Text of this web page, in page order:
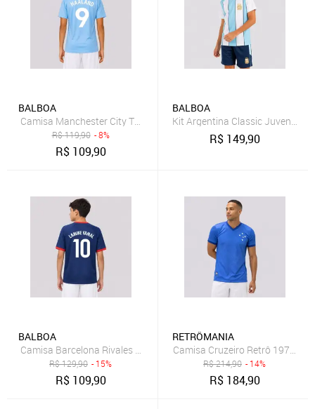
BALBOA
Camisa Manchester City The Blues Juvenil 9 Haaland Azul
R$119,90 - 8%
R$ 109,90
BALBOA
Kit Argentina Classic Juvenil
R$ 149,90
BALBOA
Camisa Barcelona Rivales Juvenil Marinho 10 Lamine Yamal
R$129,90 - 15%
R$ 109,90
RETRÔMANIA
Camisa Cruzeiro Retrô 1976
R$214,90 - 14%
R$ 184,90